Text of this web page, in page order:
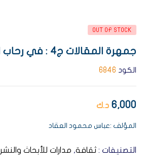
OUT OF STOCK
جمهرة المقالات ج4 : في رحاب الأدب والنقد 2
الكود 6846
6,000 د.ك
المؤلف :عباس محمود العقاد
التصنيفات : ثقافة, مدارات للأبحاث والنشر